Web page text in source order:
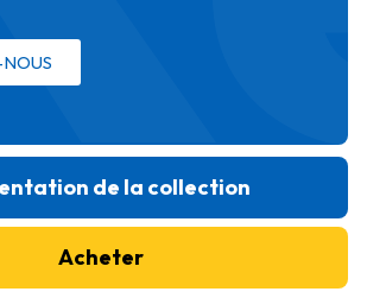
de la collection
Acheter